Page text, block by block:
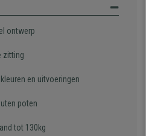
ontwerp
zitting
en uitvoeringen
poten
tot 130kg